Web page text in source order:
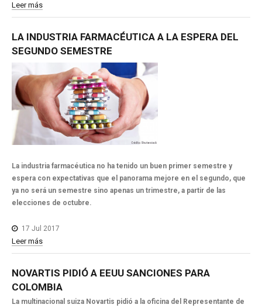
Leer más
LA INDUSTRIA FARMACÉUTICA A LA ESPERA DEL
SEGUNDO SEMESTRE
La industria farmacéutica no ha tenido un buen primer semestre y
espera con expectativas que el panorama mejore en el segundo, que
ya no será un semestre sino apenas un trimestre, a partir de las
elecciones de octubre.
17 Jul 2017
Leer más
NOVARTIS PIDIÓ A EEUU SANCIONES PARA
COLOMBIA
La multinacional suiza Novartis pidió a la oficina del Representante de